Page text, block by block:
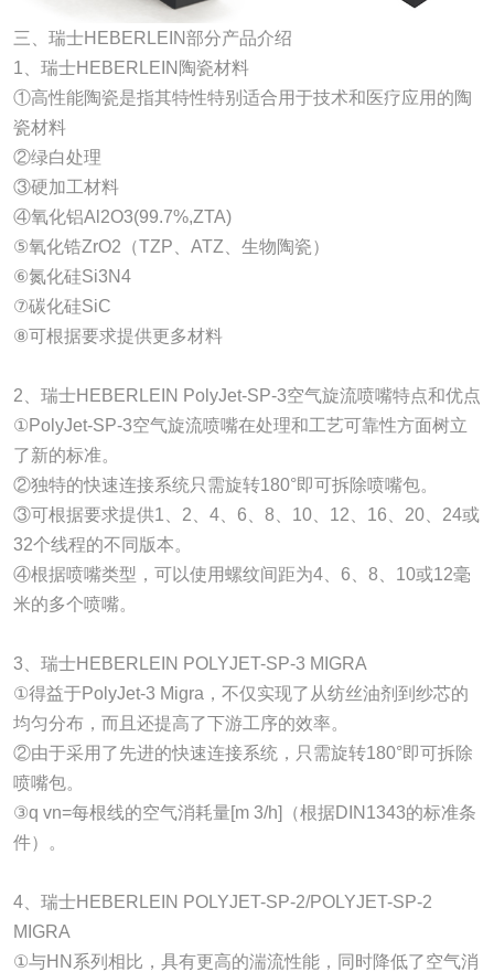
三、瑞士HEBERLEIN部分产品介绍
1、瑞士HEBERLEIN陶瓷材料
①高性能陶瓷是指其特性特别适合用于技术和医疗应用的陶
瓷材料
②绿白处理
③硬加工材料
④氧化铝Al2O3(99.7%,ZTA)
⑤氧化锆ZrO2（TZP、ATZ、生物陶瓷）
⑥氮化硅Si3N4
⑦碳化硅SiC
⑧可根据要求提供更多材料
2、瑞士HEBERLEIN PolyJet-SP-3空气旋流喷嘴特点和优点
①PolyJet-SP-3空气旋流喷嘴在处理和工艺可靠性方面树立
了新的标准。
②独特的快速连接系统只需旋转180°即可拆除喷嘴包。
③可根据要求提供1、2、4、6、8、10、12、16、20、24或
32个线程的不同版本。
④根据喷嘴类型，可以使用螺纹间距为4、6、8、10或12毫
米的多个喷嘴。
3、瑞士HEBERLEIN POLYJET-SP-3 MIGRA
①得益于PolyJet-3 Migra，不仅实现了从纺丝油剂到纱芯的
均匀分布，而且还提高了下游工序的效率。
②由于采用了先进的快速连接系统，只需旋转180°即可拆除
喷嘴包。
③q vn=每根线的空气消耗量[m 3/h]（根据DIN1343的标准条
件）。
4、瑞士HEBERLEIN POLYJET-SP-2/POLYJET-SP-2
MIGRA
①与HN系列相比，具有更高的湍流性能，同时降低了空气消